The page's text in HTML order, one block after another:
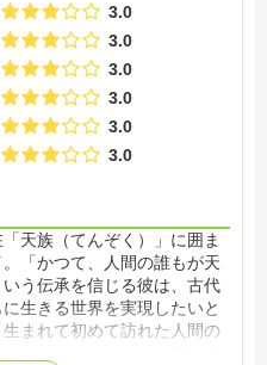
3.0
3.0
3.0
3.0
3.0
3.0
天族（てんぞく）」に囲ま
「かつて、人間の誰もが天
う伝承を信じる彼は、古代
生きる世界を実現したいと
まれて初めて訪れた人間の